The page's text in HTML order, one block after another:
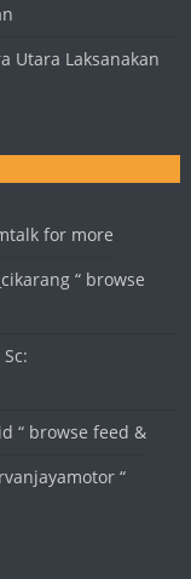
Utara Laksanakan
for more
“ browse
“ browse feed &
“